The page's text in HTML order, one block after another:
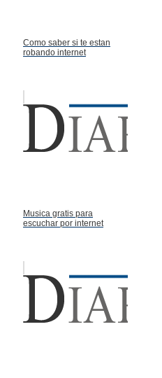
Como saber si te estan
robando internet
Musica gratis para
escuchar por internet